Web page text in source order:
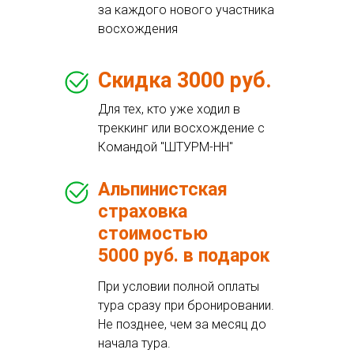
за каждого нового участника
восхождения
Для тех, кто уже ходил в
треккинг или восхождение с
Командой "ШТУРМ-НН"
Скидка 3000 руб.
При условии полной оплаты
тура сразу при бронировании.
Не позднее, чем за месяц до
начала тура.
Альпинистская
страховка
стоимостью
5000 руб. в подарок